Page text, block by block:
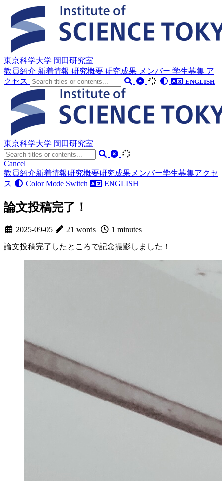
東京科学大学 岡田研究室
教員紹介 新着情報 研究概要 研究成果 メンバー 学生募集 ア
クセス
ENGLISH
東京科学大学 岡田研究室
Cancel
教員紹介新着情報研究概要研究成果 メンバー学生募集アクセ
ス
Color Mode Switch ENGLISH
論文投稿完了！
2025-09-05 21 words 1 minutes
論文投稿完了したところで記念撮影しました！